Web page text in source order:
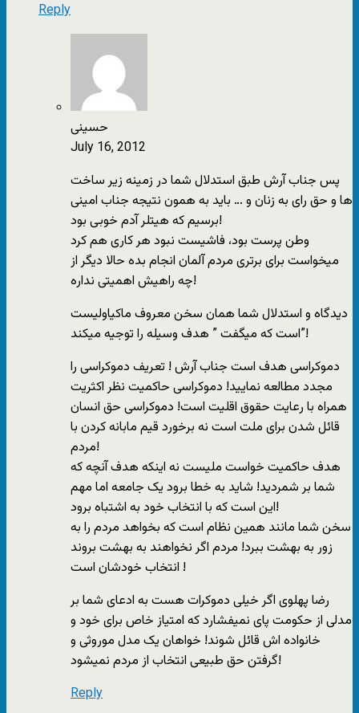
Reply
حسینی
July 16, 2012
پس جناب آرش طبق استدلال شما در زمینه زیر ساخت
ها و حق رای به زنان و … باید به همون نتیجه جناب امینی
برسیم که هیتلر آدم خوبی بود!
وطن پرست بود، فاشیست نبود هر کاری هم کرد
میخواست برای برتری مردم آلمان انجام بده حالا دیگر از
چه راهیش اهمیتی نداره!
دیدگاه و استدلال شما همان سخن معروف ماکیاولیست
است که میگفت ” هدف وسیله را توجیه میکند”!
دموکراسی هدف است جناب آرش ! تعریف دموکراسی را
مجدد مطالعه نمایید! دموکراسی حاکمیت نظر اکثریت
همراه با رعایت حقوق اقلیت است! دموکراسی حق انسان
قائل شدن برای ملت است نه برخورد قیم مابانه کردن با
مردم!
هدف حاکمیت خواست ملیست نه اینکه هدف آنچه که
شما بر شمردید! شاید به خطا برود یک جامعه اما مهم
این است که با انتخاب خود به اشتباه برود!
سخن شما مانند همین نظام است که بخواهد مردم را به
زور به بهشت ببرد! مردم اگر نخواهند به بهشت بروند
انتخاب خودشان است !
رضا پهلوی اگر خیلی دموکرات هست به ادعای شما بر
مدلی از حکومت پای نمیفشارد که امتیاز خاص برای خود و
خانواده اش قائل شوند! خواهان یک مدل موروثی و
گرفتن حق طبیعی انتخاب از مردم نمیشود!
Reply